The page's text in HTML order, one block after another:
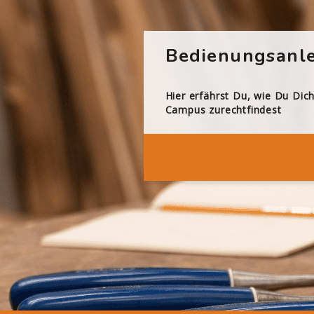
Hier erfährst Du, wie Du
Campus zurechtfindest